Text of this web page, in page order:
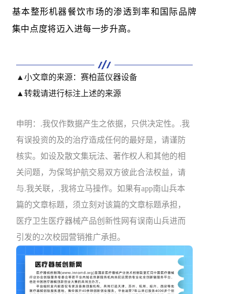
基本整形机器餐饮市场的渗透到率和国际品牌
集中点度将迈入进每一步升高。
▲小文章的来源： 赛柏蓝仪器设备
▲转栽请进行标注上述的来源
申明：.我仅作数据产生之依据，只供决定性。.我
有误投资的及的治疗造成任何的最好是，请谨防
核实。如设及散文集玩法、著作权人和其他的相
关问题，为保驾护航交易双方彼此合法权益，请
与.我关联，.我将立马操作。如果有app南山兵本
篇的文章标题，须立刻对该篇的文章标题承担，
医疗卫生医疗器械产品创新性网有误南山兵进而
引发的2次校园营销推广承担。